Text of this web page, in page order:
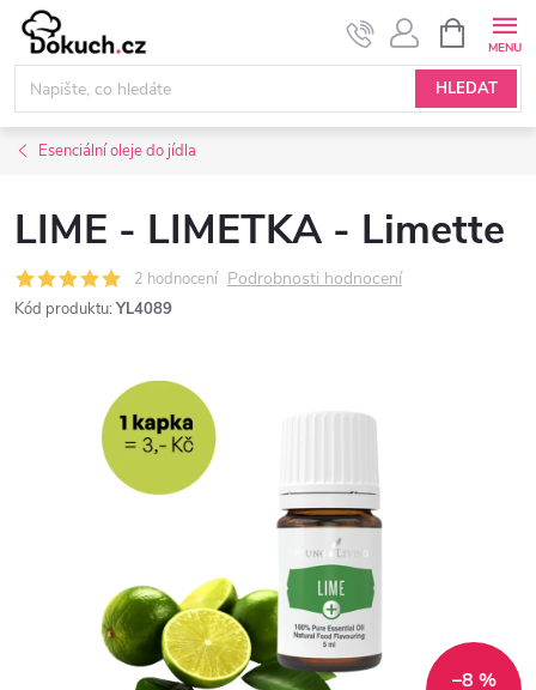
Přejít
obsah
HLEDAT
NÁKUPNÍ
KOŠÍK
Esenciální oleje do jídla
LIME - LIMETKA - Limette
2 hodnocení Podrobnosti hodnocení
Kód produktu: YL4089
–8 %